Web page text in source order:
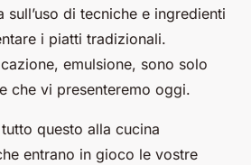
sull’uso di tecniche e ingredienti
i piatti tradizionali.
emulsione, sono solo
che vi presenteremo oggi.
questo alla cucina
entrano in gioco le vostre